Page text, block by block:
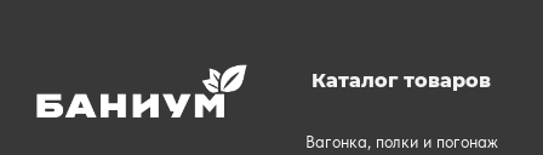
Каталог товаров
Вагонка, полки и погонаж